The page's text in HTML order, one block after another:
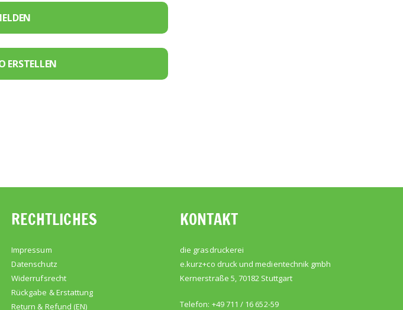
ERSTELLEN
RECHTLICHES
Impressum
Datenschutz
Widerrufsrecht
Rückgabe & Erstattung
Return & Refund (EN)
KONTAKT
die grasdruckerei
e.kurz+co druck und medientechnik gmbh
Kernerstraße 5, 70182 Stuttgart
Telefon: +49 711 / 16 652-59